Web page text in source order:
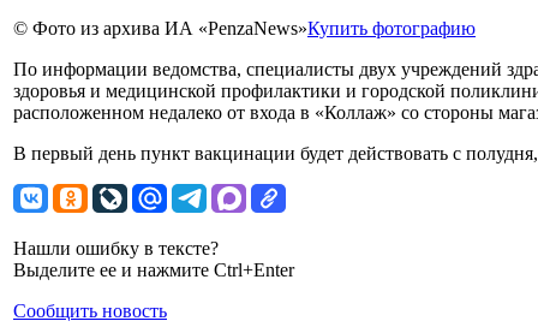
© Фото из архива ИА «PenzaNews»Купить фотографию
По информации ведомства, специалисты двух учреждений
здоровья и медицинской профилактики и городской
расположенном недалеко от входа в «Коллаж» со стороны
В первый день пункт вакцинации будет действовать с
Нашли ошибку в тексте?
Выделите ее и нажмите Ctrl+Enter
Сообщить новость